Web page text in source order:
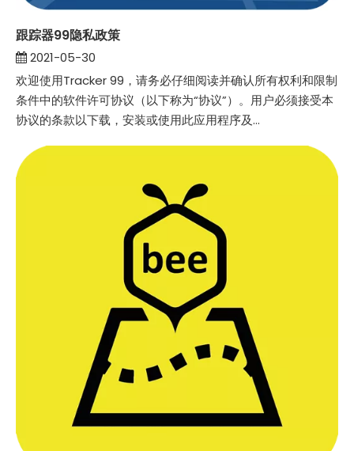
跟踪器99隐私政策
2021-05-30
欢迎使用Tracker 99，请务必仔细阅读并确认所有权利和限制
条件中的软件许可协议（以下称为“协议”）。用户必须接受本
协议的条款以下载，安装或使用此应用程序及...